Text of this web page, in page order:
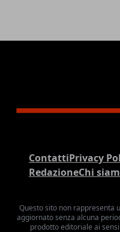
ContattiPrivacy
RedazioneChi
Questo sito non rappresenta
aggiornato senza alcuna
prodotto editoriale ai